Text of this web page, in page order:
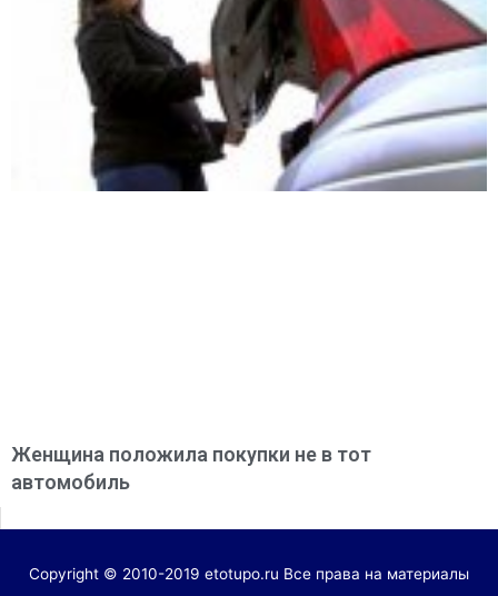
Женщина положила покупки не в тот
автомобиль
Copyright © 2010-2019 etotupo.ru Все права на материалы